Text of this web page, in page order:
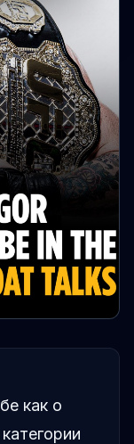
как о